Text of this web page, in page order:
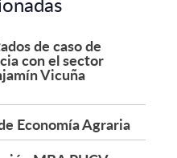
de caso de
con el sector
Vicuña
Economía Agraria